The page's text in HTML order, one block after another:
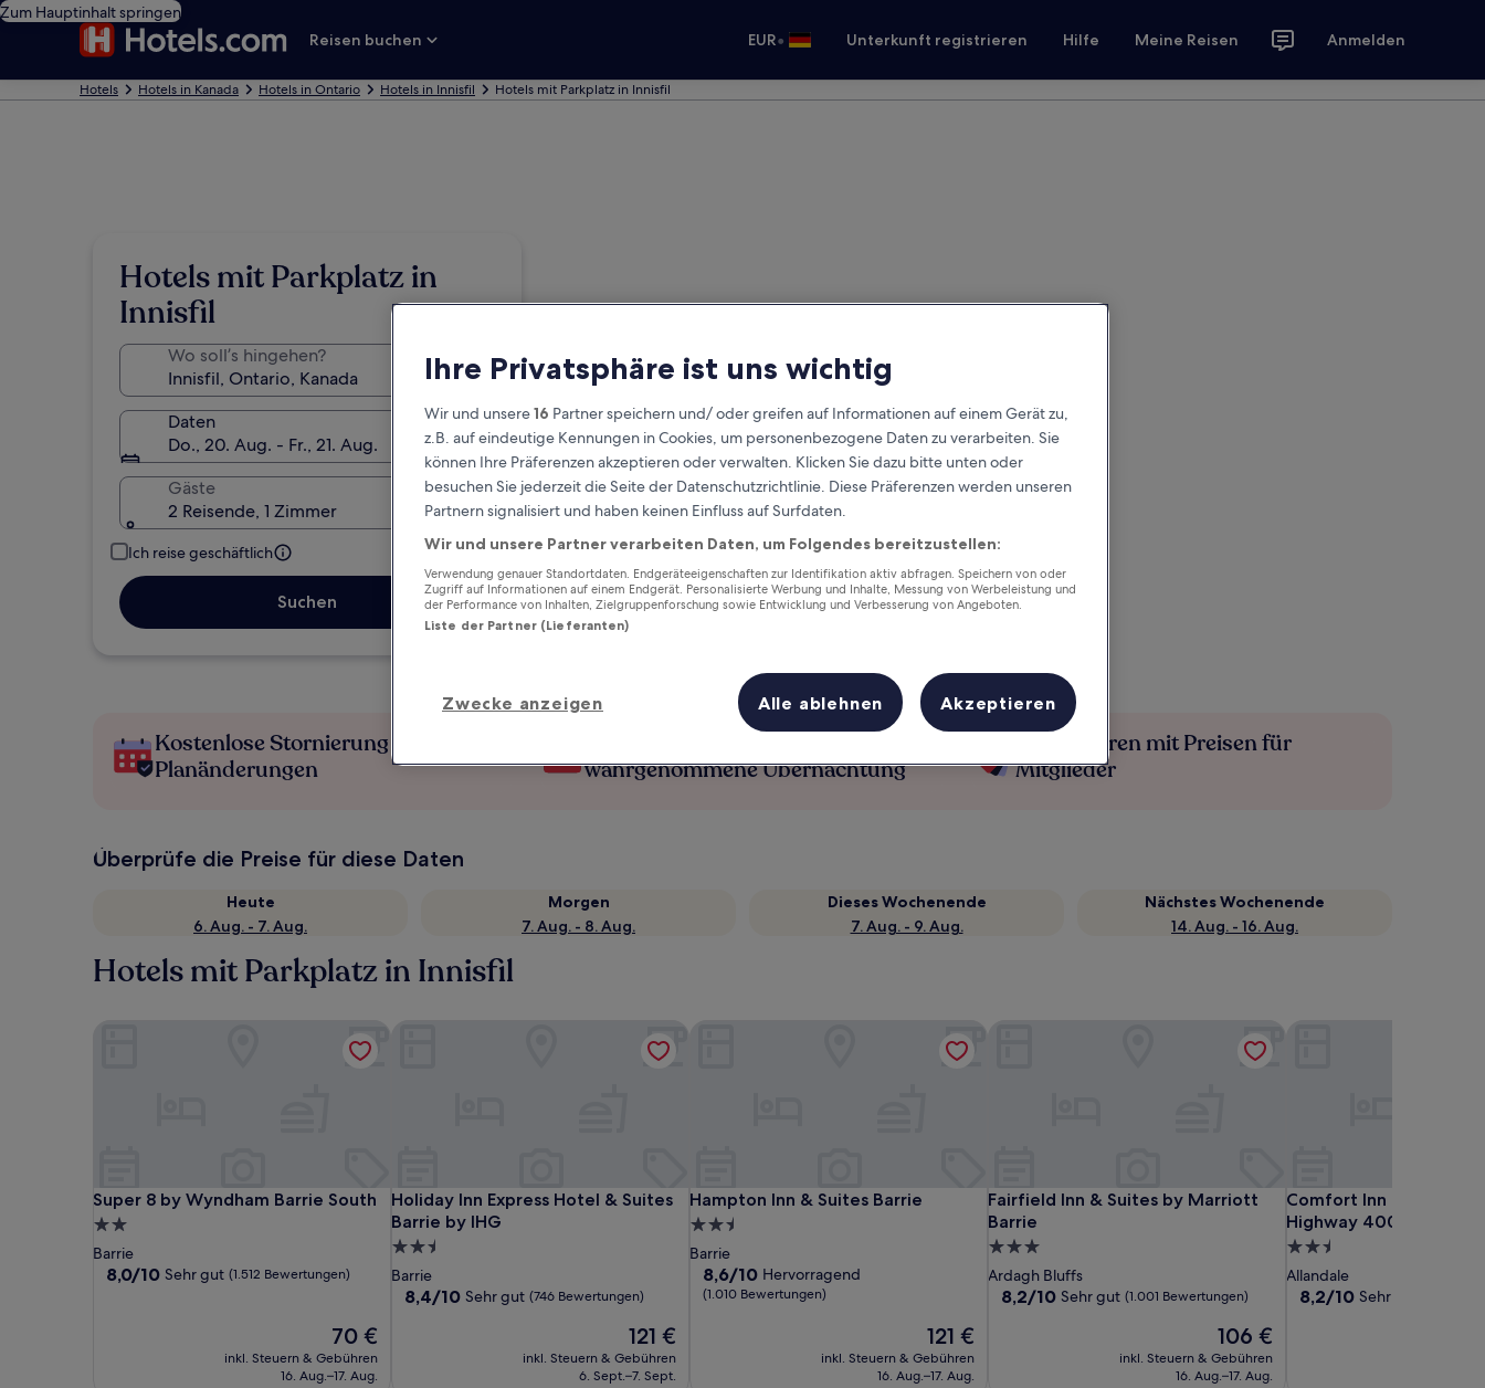
Zum Hauptinhalt springen
Reisen buchen
EUR• Unterkunft registrieren Hilfe Meine Reisen Anmelden
Hotels Hotels in Kanada Hotels in Ontario Hotels in Innisfil Hotels mit Parkplatz in Innisfil
Hotels mit Parkplatz in
Innisfil
Wo soll’s hingehen?
Daten
Do., 20. Aug. - Fr., 21. Aug.
Gäste
2 Reisende, 1 Zimmer
Ich reise geschäftlich
Suchen
Kostenlose Stornierung bei
Planänderungen
wahrgenommene Übernachtung
Mehr sparen mit Preisen für
Mitglieder
Überprüfe die Preise für diese Daten
Heute
6. Aug. - 7. Aug.
Morgen
7. Aug. - 8. Aug.
Dieses Wochenende
7. Aug. - 9. Aug.
Nächstes Wochenende
14. Aug. - 16. Aug.
Hotels mit Parkplatz in Innisfil
Super 8 by Wyndham Barrie South
Super 8 by Wyndham Barrie South
2.0-
Sterne-
Unterkunft
Barrie
8.0
8,0/10 Sehr gut (1.512 Bewertungen)
Der
Preis
beträgt
70 €
inkl. Steuern & Gebühren
16. Aug.–17. Aug.
Super 8 by Wyndham Barrie South
Holiday Inn Express Hotel & Suites
Barrie by IHG
Holiday Inn Express Hotel & Suites Barrie by IHG
2.5-
Sterne-
Unterkunft
Barrie
8.4
8,4/10 Sehr gut (746 Bewertungen)
Der
Preis
beträgt
121 €
inkl. Steuern & Gebühren
6. Sept.–7. Sept.
Holiday Inn Express Hotel & Suites Barrie by IHG
Hampton Inn & Suites Barrie
Hampton Inn & Suites Barrie
2.5-
Sterne-
Unterkunft
Barrie
8.6
von
8,6/10 Hervorragend
(1.010 Bewertungen)
Der
Preis
beträgt
121 €
inkl. Steuern & Gebühren
16. Aug.–17. Aug.
Fairfield Inn & Suites by Marriott
Barrie
Fairfield Inn & Suites by Marriott Barrie
3.0-
Sterne-
Unterkunft
Ardagh Bluffs
8.2
8,2/10 Sehr gut (1.001 Bewertungen)
Der
Preis
beträgt
106 €
inkl. Steuern & Gebühren
16. Aug.–17. Aug.
Fairfield Inn & Suites by Marriott Barrie
Comfort Inn & Suites
Highway 400
Comfort Inn & Suites
2.5-
Sterne-
Unterkunft
Allandale
8.2
8,2/10 Sehr gut
Ihre Privatsphäre ist uns wichtig
Wir und unsere16 Partner speichern und/ oder greifen auf Informationen auf einem Gerät zu,
z.B. auf eindeutige Kennungen in Cookies, um personenbezogene Daten zu verarbeiten. Sie
können Ihre Präferenzen akzeptieren oder verwalten. Klicken Sie dazu bitte unten oder
besuchen Sie jederzeit die Seite der Datenschutzrichtlinie. Diese Präferenzen werden unseren
Partnern signalisiert und haben keinen Einfluss auf Surfdaten.
Wir und unsere Partner verarbeiten Daten, um Folgendes bereitzustellen:
Verwendung genauer Standortdaten. Endgeräteeigenschaften zur Identifikation aktiv abfragen. Speichern von oder
Zugriff auf Informationen auf einem Endgerät. Personalisierte Werbung und Inhalte, Messung von Werbeleistung und
der Performance von Inhalten, Zielgruppenforschung sowie Entwicklung und Verbesserung von Angeboten.
Liste der Partner (Lieferanten)
Zwecke anzeigen Alle ablehnen Akzeptieren